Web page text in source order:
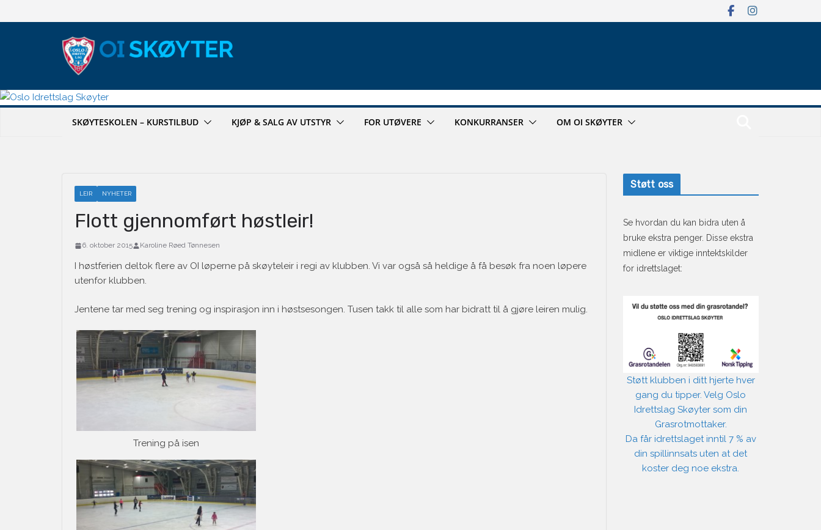
til
SKØYTESKOLEN – KURSTILBUD KJØP & SALG AV UTSTYR FOR UTØVERE KONKURRANSER OM OI SKØYTER
LEIR NYHETER
Flott gjennomført høstleir!
6. oktober 2015 Karoline Røed Tønnesen
I høstferien deltok flere av OI løperne på skøyteleir i regi av klubben. Vi var også så heldige å få besøk fra noen løpere
utenfor klubben.
Jentene tar med seg trening og inspirasjon inn i høstsesongen. Tusen takk til alle som har bidratt til å gjøre leiren mulig.
Trening på isen
Støtt oss
Se hvordan du kan bidra uten å
bruke ekstra penger. Disse ekstra
midlene er viktige inntektskilder
for idrettslaget:
Støtt klubben i ditt hjerte hver
gang du tipper. Velg Oslo
Idrettslag Skøyter som din
Grasrotmottaker.
Da får idrettslaget inntil 7 % av
din spillinnsats uten at det
koster deg noe ekstra.